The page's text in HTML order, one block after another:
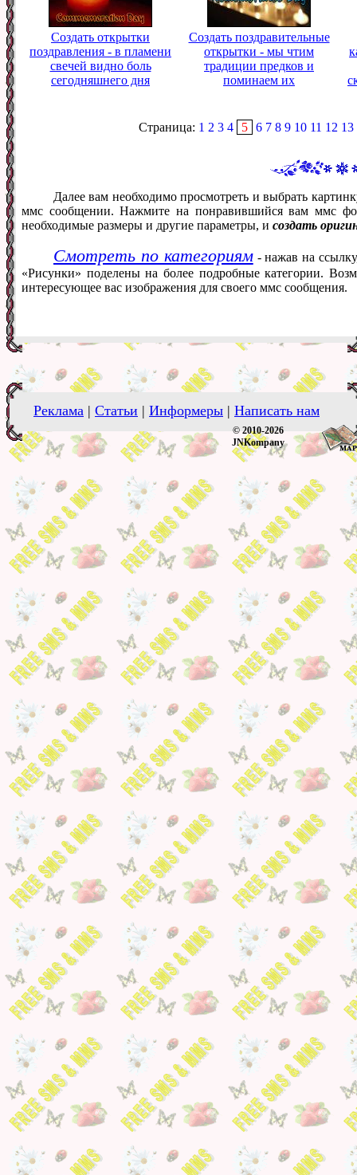
Создать открытки
поздравления - в пламени
свечей видно боль
сегодняшнего дня
Создать поздравительные
открытки - мы чтим
традиции предков и
поминаем их
Страница: 1 2 3 4 5 6 7 8 9 10 11 12 13
Далее вам необходимо просмотреть и выбрать
ммс сообщении. Нажмите на понравившийся вам ммс
необходимые размеры и другие параметры, и создать
Смотреть по категориям- нажав на
«Рисунки» поделены на более подробные категории.
интересующее вас изображения для своего ммс сообщения.
Реклама | Статьи | Информеры | Написать нам
© 2010-2026
JNKompany